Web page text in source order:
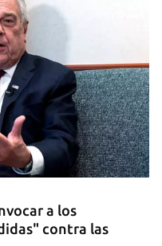
primero has de
14ymedio.
CANCELAR
a los
contra las